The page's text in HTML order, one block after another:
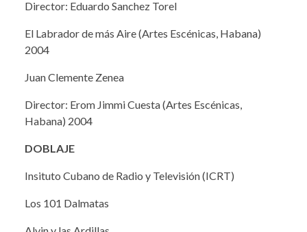
Director: Eduardo Sanchez Torel
El Labrador de más Aire (Artes Escénicas, Habana)
2004
Juan Clemente Zenea
Director: Erom Jimmi Cuesta (Artes Escénicas,
Habana) 2004
DOBLAJE
Insituto Cubano de Radio y Televisión (ICRT)
Los 101 Dalmatas